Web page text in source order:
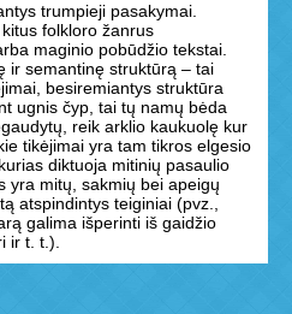
trumpieji pasakymai.
folkloro žanrus
maginio pobūdžio tekstai.
ir semantinę struktūrą – tai
besiremiantys struktūra
ugnis čyp, tai tų namų bėda
reik ark­lio kaukuolę kur
tikėjimai yra tam tikros elgesio
diktuoja mitinių pasaulio
yra mitų, sakmių bei apeigų
atspindintys teiginiai (pvz.,
galima išperinti iš gaidžio
ir t. t.).